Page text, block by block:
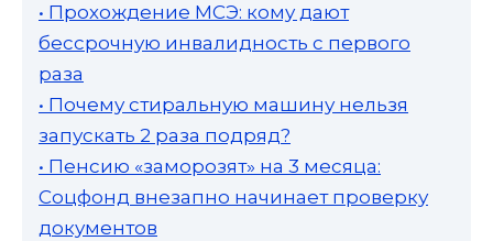
• Прохождение МСЭ: кому дают
бессрочную инвалидность с первого
раза
• Почему стиральную машину нельзя
запускать 2 раза подряд?
• Пенсию «заморозят» на 3 месяца:
Соцфонд внезапно начинает проверку
документов